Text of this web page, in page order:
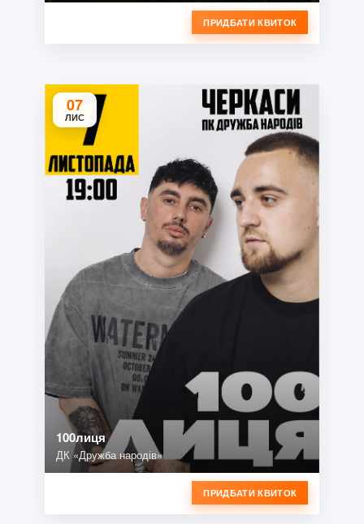
ПРИДБАТИ КВИТОК
07
ЛИС
100лиця
ДК «Дружба народів»
ПРИДБАТИ КВИТОК